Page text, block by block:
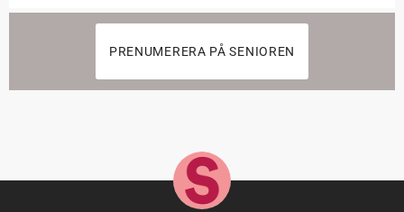
PRENUMERERA PÅ SENIOREN